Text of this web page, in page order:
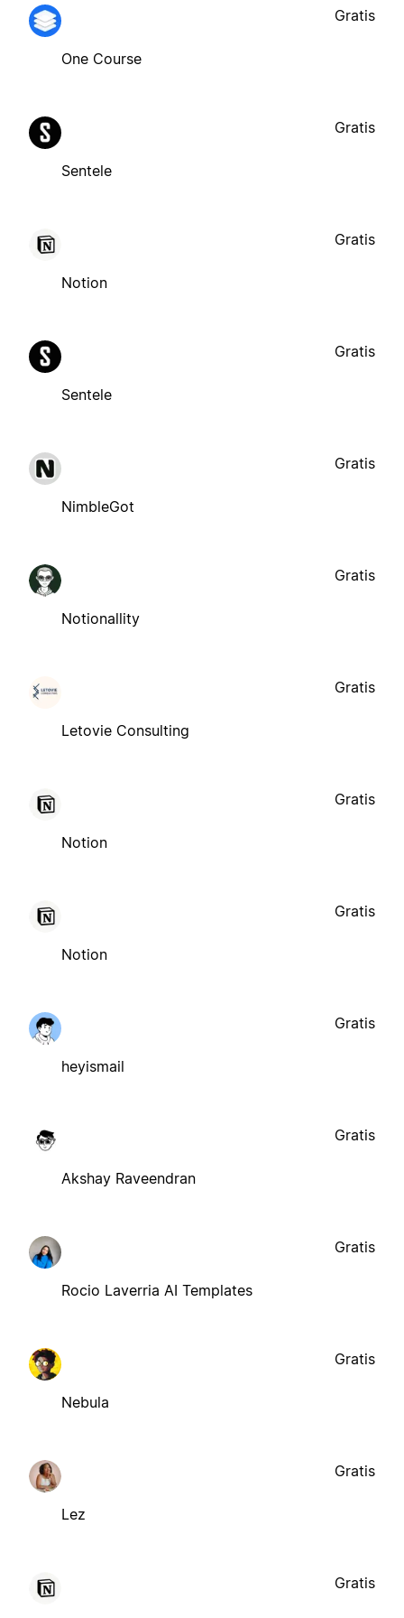
One Course
Gratis
Sentele
Gratis
Notion
Gratis
Sentele
Gratis
NimbleGot
Gratis
Notionallity
Gratis
Letovie Consulting
Gratis
Notion
Gratis
Notion
Gratis
heyismail
Gratis
Akshay Raveendran
Gratis
Rocio Laverria AI Templates
Gratis
Nebula
Gratis
Lez
Gratis
Gratis